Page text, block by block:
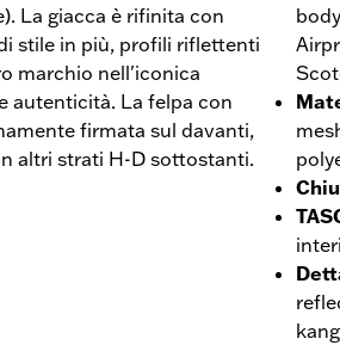
La giacca è rifinita con
stile in più, profili riflettenti
marchio nell'iconica
autenticità. La felpa con
firmata sul davanti,
altri strati H-D sottostanti.